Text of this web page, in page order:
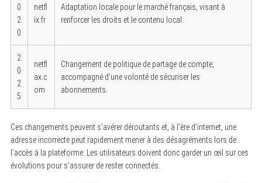
0
2
0
netfl
ix.fr
Adaptation locale pour le marché français, visant à
renforcer les droits et le contenu local.
2
0
2
5
netfl
ax.c
om
Changement de politique de partage de compte,
accompagné d’une volonté de sécuriser les
abonnements.
Ces changements peuvent s’avérer déroutants et, à l’ère d’internet, une
adresse incorrecte peut rapidement mener à des désagréments lors de
l’accès à la plateforme. Les utilisateurs doivent donc garder un œil sur ces
évolutions pour s’assurer de rester connectés.